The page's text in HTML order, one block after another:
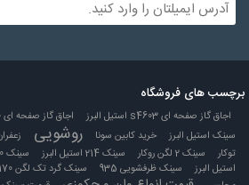
برچسب های فروشگاه
اجاق گاز صفحه ای s4603 استیل البرز اجاق گاز صفحه ای s5910 استیل البرز
سینک استیل البرز
خرید کابین سونا روشویی
توکار
سینک 2 لگن روکار سینک 214 استیل البرز سینک 220 روکار استیل البرز
استیل البرز
سینک ظرفشویی 935 سینک گرد تک لگن 170 استیل البرز